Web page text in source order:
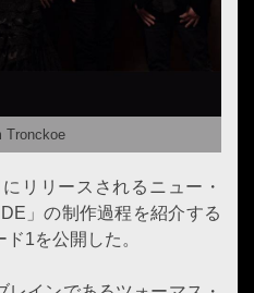
Tronckoe
リリースされるニュー・
」の制作過程を紹介する
1を公開した。